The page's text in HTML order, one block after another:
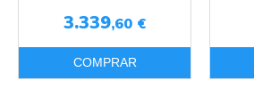
3.339,60 €
COMPRAR